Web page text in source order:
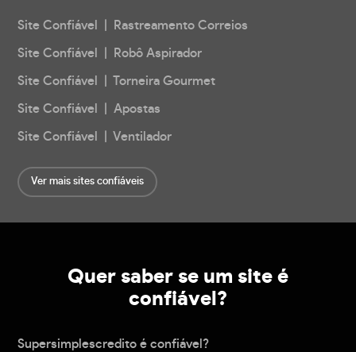
Site Confiável | Rastreamento Correios
Site Confiável | Robô Aspirador
Site Confiável | Torneira Gourmet
Site Confiável | Apostas
Site Confiável | Ventilador
Ver mais sites confiáveis
Quer saber se um site é
confiável?
Supersimplescredito é confiável?